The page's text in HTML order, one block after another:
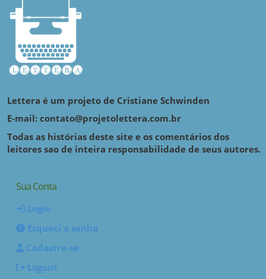
Lettera é um projeto de Cristiane Schwinden
E-mail: contato@projetolettera.com.br
Todas as histórias deste site e os comentários dos
leitores sao de inteira responsabilidade de seus autores.
Sua Conta
Login
Esqueci a senha
Cadastre-se
Logout